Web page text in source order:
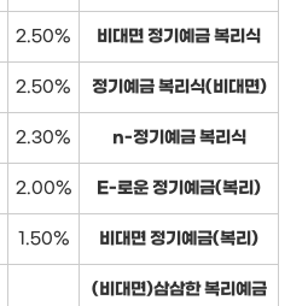
2.50% 비대면 정기예금 복리식
2.50% 정기예금 복리식(비대면)
2.30% n-정기예금 복리식
2.00% E-로운 정기예금(복리)
1.50% 비대면 정기예금(복리)
(비대면)삼삼한 복리예금